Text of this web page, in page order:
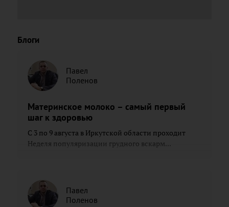
Блоги
Павел
Поленов
Материнское молоко – самый первый
шаг к здоровью
С 3 по 9 августа в Иркутской области проходит
Неделя популяризации грудного вскарм...
Павел
Поленов